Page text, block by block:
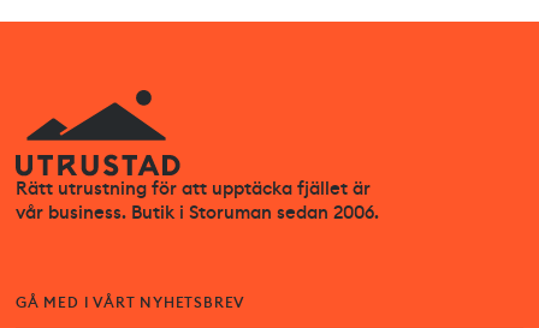
Rätt utrustning för att upptäcka fjället är
vår business. Butik i Storuman sedan 2006.
GÅ MED I VÅRT NYHETSBREV